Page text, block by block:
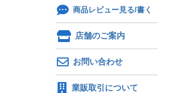
商品レビュー見る/書く
店舗のご案内
お問い合わせ
業販取引について